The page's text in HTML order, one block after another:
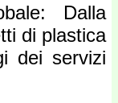
Dalla
di plastica
dei servizi